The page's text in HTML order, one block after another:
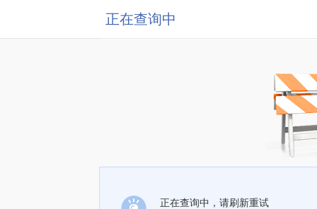
正在查询中
正在查询中，请刷新重试